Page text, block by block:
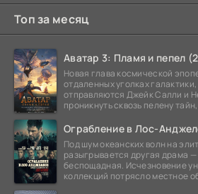
Топ за месяц
Аватар 3: Пламя и пепел
Новая глава космической
отдаленных уголках
отправляются Джейк Салли и
проникнуть сквозь пелену
Ограбление в Лос-
Под шум океанских волн на
разыгрывается другая драма
беспощадная. Исчезновение
коллекций потрясло местное